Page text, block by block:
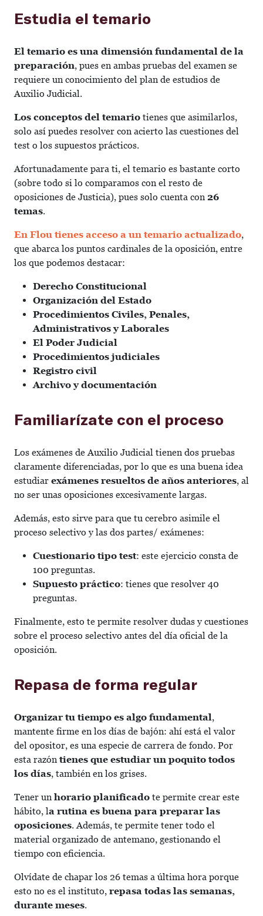
Estudia el temario
El temario es una dimensión fundamental de la
preparación, pues en ambas pruebas del examen se
requiere un conocimiento del plan de estudios de
Auxilio Judicial.
Los conceptos del temario tienes que asimilarlos,
solo así puedes resolver con acierto las cuestiones del
test o los supuestos prácticos.
Afortunadamente para ti, el temario es bastante corto
(sobre todo si lo comparamos con el resto de
oposiciones de Justicia), pues solo cuenta con 26
temas.
En Flou tienes acceso a un temario actualizado,
que abarca los puntos cardinales de la oposición, entre
los que podemos destacar:
Derecho Constitucional
Organización del Estado
Procedimientos Civiles, Penales,
Administrativos y Laborales
El Poder Judicial
Procedimientos judiciales
Registro civil
Archivo y documentación
Familiarízate con el proceso
Los exámenes de Auxilio Judicial tienen dos pruebas
claramente diferenciadas, por lo que es una buena idea
estudiar exámenes resueltos de años anteriores, al
no ser unas oposiciones excesivamente largas.
Además, esto sirve para que tu cerebro asimile el
proceso selectivo y las dos partes/ exámenes:
Cuestionario tipo test: este ejercicio consta de
100 preguntas.
Supuesto práctico: tienes que resolver 40
preguntas.
Finalmente, esto te permite resolver dudas y cuestiones
sobre el proceso selectivo antes del día oficial de la
oposición.
Repasa de forma regular
Organizar tu tiempo es algo fundamental,
mantente firme en los días de bajón: ahí está el valor
del opositor, es una especie de carrera de fondo. Por
esta razón tienes que estudiar un poquito todos
los días, también en los grises.
Tener un horario planificado te permite crear este
hábito, la rutina es buena para preparar las
oposiciones. Además, te permite tener todo el
material organizado de antemano, gestionando el
tiempo con eficiencia.
Olvídate de chapar los 26 temas a última hora porque
esto no es el instituto, repasa todas las semanas,
durante meses.